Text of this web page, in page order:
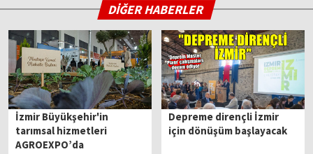
DİĞER HABERLER
İzmir Büyükşehir'in
tarımsal hizmetleri
AGROEXPO’da
Depreme dirençli İzmir
için dönüşüm başlayacak